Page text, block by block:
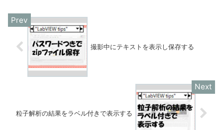
撮影中にテキストを表示し保存する
粒子解析の結果をラベル付きで表示する